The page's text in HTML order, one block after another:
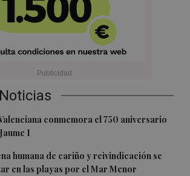
conmemora el 750 aniversario
I
humana de cariño y reivindicación se
en las playas por el Mar Menor